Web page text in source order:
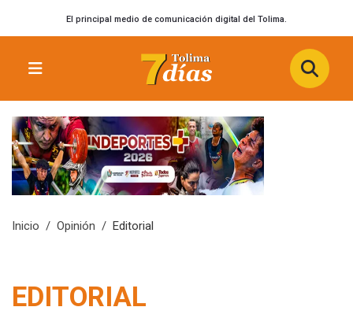
El principal medio de comunicación digital del Tolima.
Inicio Opinión Editorial
EDITORIAL